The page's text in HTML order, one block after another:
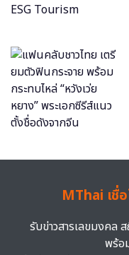
MThai เชื่
รับข่าวสารเลขมงคล
พร้อ